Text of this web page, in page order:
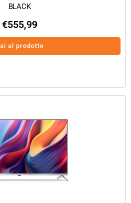
BLACK
€555,99
al prodotto